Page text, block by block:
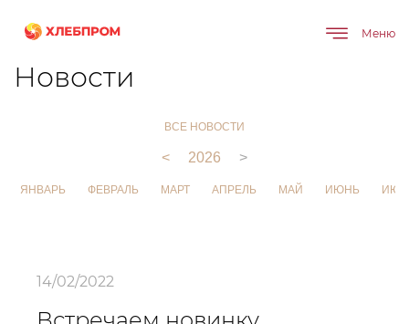
Меню
Главная О компании
Новости
ВСЕ НОВОСТИ
< 2026 >
ЯНВАРЬ ФЕВРАЛЬ МАРТ АПРЕЛЬ МАЙ ИЮНЬ
14/02/2022